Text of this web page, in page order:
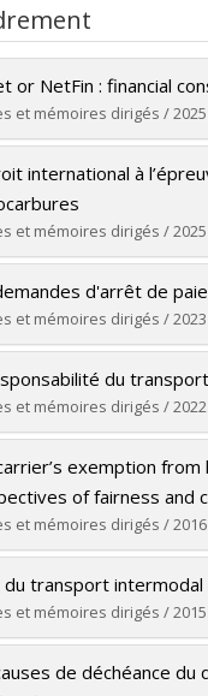
or NetFin : financial
et mémoires dirigés / 2025
:Wang, Qingya
:Doctorat
obtenu :LL. D.
le document dans
international à
et mémoires dirigés / 2025
:Tchassem
: Doctorat
obtenu :Ph. D.
le document dans
d'arrêt de
et mémoires dirigés / 2023
:Lamontagne,
: Maîtrise
obtenu :LL. M.
le document dans
du
et mémoires dirigés / 2022
: Venancie, Sarah
:Maîtrise
obtenu :LL. M.
le document dans
exemption
of fairness and
et mémoires dirigés / 2016
:Li, Boxuan
: Doctorat
obtenu :LL. D.
le document dans
transport intermodal
et mémoires dirigés / 2015
:Kolli, Kamelia
de déchéance